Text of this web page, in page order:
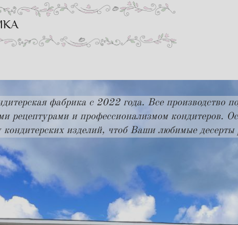
фабрика с 2022 года. Все производство
рецептурами и профессионализмом кондитеров.
кондитерских изделий, чтоб Ваши любимые